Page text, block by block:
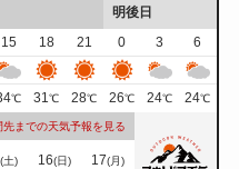
明後日
15 18 21 0 3
6
℃ 31℃ 28℃ 26℃ 24℃ 24℃
先までの天気予報を見る
(土) 16(日) 17(月)